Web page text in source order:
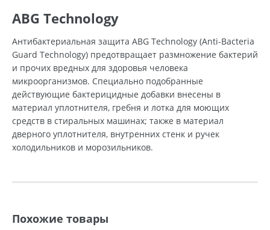
ABG Technology
Антибактериальная защита ABG Technology (Anti-Bacteria
Guard Technology) предотвращает размножение бактерий
и прочих вредных для здоровья человека
микроорганизмов. Специально подобранные
действующие бактерицидные добавки внесены в
материал уплотнителя, гребня и лотка для моющих
средств в стиральных машинах; также в материал
дверного уплотнителя, внутренних стенк и ручек
холодильников и морозильников.
Похожие товары